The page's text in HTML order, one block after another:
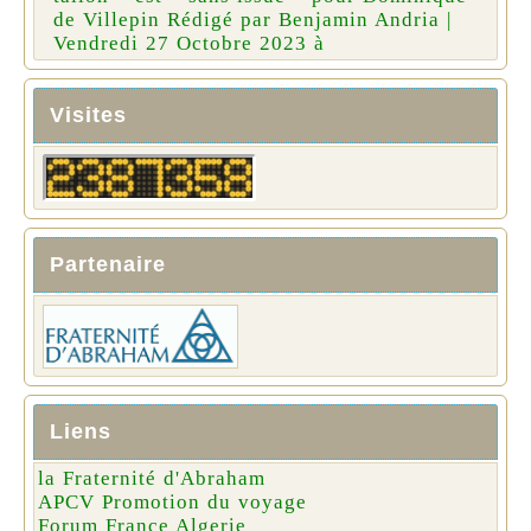
de Villepin Rédigé par Benjamin Andria |
Vendredi 27 Octobre 2023 à
Visites
Partenaire
Liens
la Fraternité d'Abraham
APCV Promotion du voyage
Forum France Algerie